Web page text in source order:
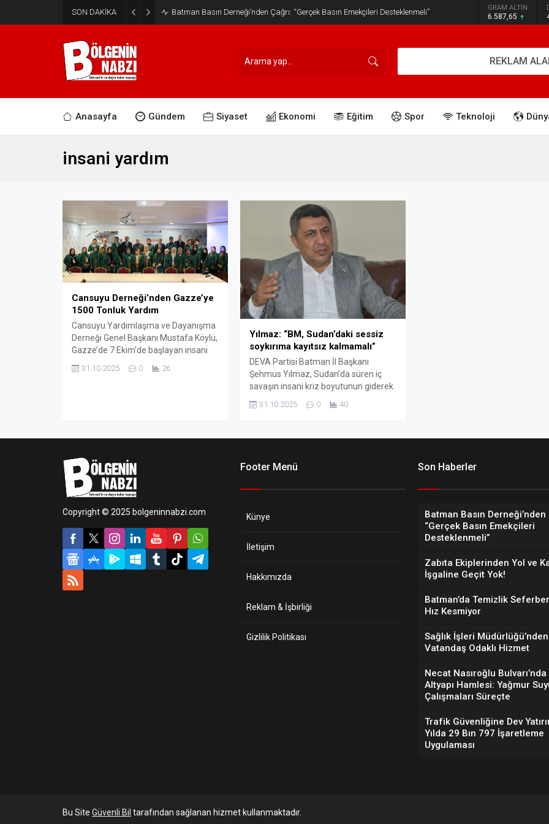
SON DAKİKA Batman Basın Derneği’nden Çağrı: “Gerçek Basın Emekçileri Desteklenmeli” GRAM ALTIN
6.587,65
REKLAM
Anasayfa Gündem Siyaset Ekonomi Eğitim Spor Teknoloji
insani yardım
Cansuyu Derneği’nden Gazze’ye
1500 Tonluk Yardım
Cansuyu Yardımlaşma ve Dayanışma
Derneği Genel Başkanı Mustafa Köylü,
Gazze’de 7 Ekim’de başlayan insani
çalışmalarının aralıksız sürdüğünü
31.10.2025 0 26
Yılmaz: “BM, Sudan’daki sessiz
soykırıma kayıtsız kalmamalı”
DEVA Partisi Batman İl Başkanı
Şehmus Yılmaz, Sudan’da süren iç
savaşın insani kriz boyutunun giderek
ağırlaştığını belirterek, Birleşmiş
Milletler (BM) ve uluslararası toplumu
31.10.2025 0 40
Copyright © 2025 bolgeninnabzi.com
Footer Menü
Künye
İletişim
Hakkımızda
Reklam & İşbirliği
Gizlilik Politikası
Son Haberler
Batman Basın Derneği’nden
“Gerçek Basın Emekçileri
Desteklenmeli”
Zabıta Ekiplerinden Yol ve
İşgaline Geçit Yok!
Batman’da Temizlik
Hız Kesmiyor
Sağlık İşleri Müdürlüğü’nden
Vatandaş Odaklı Hizmet
Necat Nasıroğlu Bulvarı’nda
Altyapı Hamlesi: Yağmur
Çalışmaları Süreçte
Trafik Güvenliğine Dev
Yılda 29 Bın 797 İşaretleme
Uygulaması
Bu Site Güvenli Bil tarafından sağlanan hizmet kullanmaktadır.